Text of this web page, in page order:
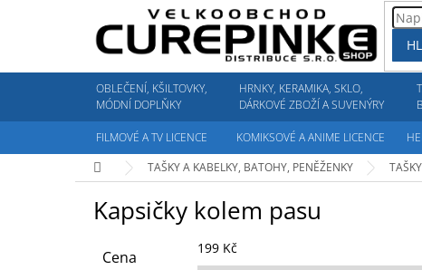
OBLEČENÍ, KŠILTOVKY,
MÓDNÍ DOPLŇKY
HRNKY, KERAMIKA, SKLO,
DÁRKOVÉ ZBOŽÍ A SUVENÝRY
FILMOVÉ A TV LICENCE KOMIKSOVÉ A ANIME LICENCE
Domů
TAŠKY A KABELKY, BATOHY, PENĚŽENKY
Kapsičky kolem pasu
Cena 199 Kč